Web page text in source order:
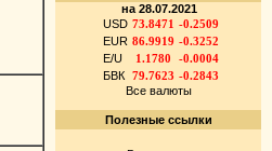
на 28.07.2021
USD 73.8471 -0.2509
EUR 86.9919 -0.3252
E/U
1.1780
-0.0004
БВК 79.7623 -0.2843
Все валюты
Полезные ссылки